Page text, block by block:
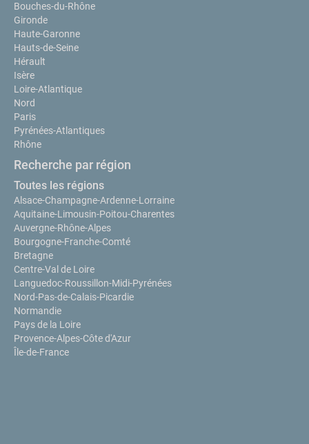
Bouches-du-Rhône
Gironde
Haute-Garonne
Hauts-de-Seine
Hérault
Isère
Loire-Atlantique
Nord
Paris
Pyrénées-Atlantiques
Rhône
Recherche par région
Toutes les régions
Alsace-Champagne-Ardenne-Lorraine
Aquitaine-Limousin-Poitou-Charentes
Auvergne-Rhône-Alpes
Bourgogne-Franche-Comté
Bretagne
Centre-Val de Loire
Languedoc-Roussillon-Midi-Pyrénées
Nord-Pas-de-Calais-Picardie
Normandie
Pays de la Loire
Provence-Alpes-Côte d'Azur
Île-de-France